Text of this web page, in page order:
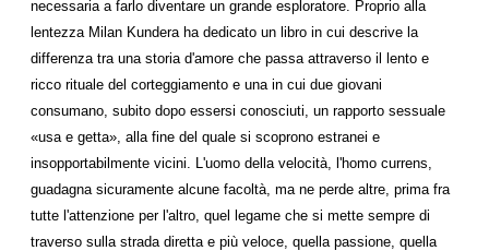
necessaria a farlo diventare un grande esploratore. Pro­prio alla
lentezza Milan Kundera ha dedicato un libro in cui descrive la
differenza tra una storia d'amore che passa attraverso il lento e
ricco rituale del corteggiamento e una in cui due giovani
consumano, subito dopo essersi cono­sciuti, un rapporto sessuale
«usa e getta», alla fine del quale si scoprono estranei e
insopportabilmente vicini. L'uomo della velocità, l'homo currens,
guadagna sicura­mente alcune facoltà, ma ne perde altre, prima fra
tutte l'attenzione per l'altro, quel legame che si mette sempre di
traverso sulla strada diretta e più veloce, quella pas­sione, quella